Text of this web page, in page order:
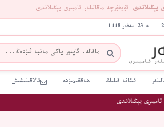
يېڭىلاندى ئۇيغۇرچە ماقالىلەر ئامبىرى يېڭىلاندى
ئىئانە قىلىڭ ھەققىمىزدە ئالاقىلىشىش
يېڭىلاندى